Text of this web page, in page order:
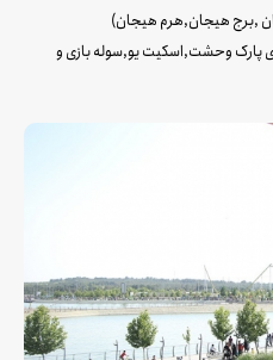
,برج هیجان,هرم هیجان)
پارک وحشت,اسکیت یو,سوله بازی و